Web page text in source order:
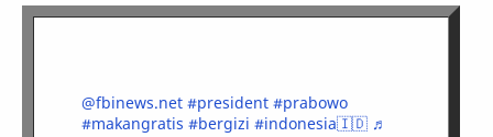
@fbinews.net #president #prabowo
#makangratis #bergizi #indonesia🇮🇩 ♬